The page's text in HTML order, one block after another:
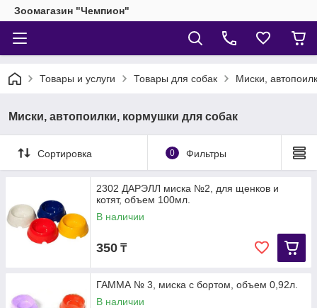
Зоомагазин "Чемпион"
Товары и услуги Товары для собак Миски,
Миски, автопоилки, кормушки для собак
Сортировка 0 Фильтры
2302 ДАРЭЛЛ миска №2, для щенков и
котят, объем 100мл.
В наличии
350 ₸
ГАММА № 3, миска с бортом, объем 0,92л.
В наличии